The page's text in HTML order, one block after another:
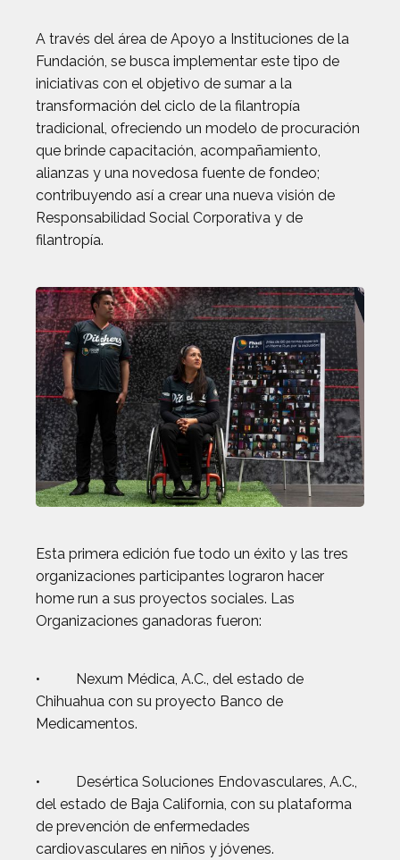
A través del área de Apoyo a Instituciones de la
Fundación, se busca implementar este tipo de
iniciativas con el objetivo de sumar a la
transformación del ciclo de la filantropía
tradicional, ofreciendo un modelo de procuración
que brinde capacitación, acompañamiento,
alianzas y una novedosa fuente de fondeo;
contribuyendo así a crear una nueva visión de
Responsabilidad Social Corporativa y de
filantropía.
Esta primera edición fue todo un éxito y las tres
organizaciones participantes lograron hacer
home run a sus proyectos sociales. Las
Organizaciones ganadoras fueron:
• Nexum Médica, A.C., del estado de
Chihuahua con su proyecto Banco de
Medicamentos.
• Desértica Soluciones Endovasculares, A.C.,
del estado de Baja California, con su plataforma
de prevención de enfermedades
cardiovasculares en niños y jóvenes.